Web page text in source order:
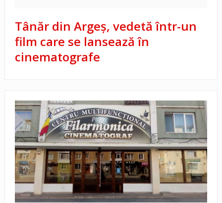
Tânăr din Argeș, vedetă într-un
film care se lansează în
cinematografe